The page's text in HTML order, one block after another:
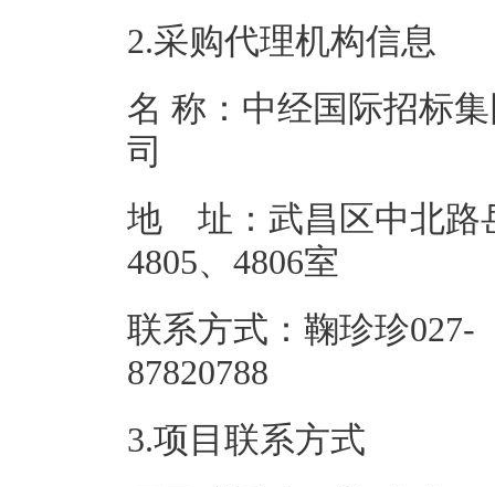
2.采购代理机构信息
名 称：中经国际招标
地 址：武昌区中北路
4805、
联系方式：鞠珍珍027-
3.项目联系方式